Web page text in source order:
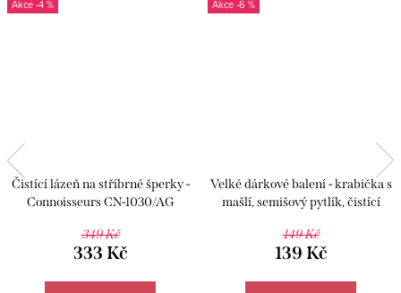
-4 %
Čistící lázeň na stříbrné šperky -
Connoisseurs CN-1030/AG
349 Kč
333 Kč
-6 %
Velké dárkové balení - krabička s
mašlí, semišový pytlík, čistící
149 Kč
139 Kč